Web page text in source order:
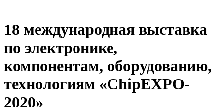
18 международная выставка
по электронике,
компонентам, оборудованию,
технологиям «ChipEXPO-
2020»